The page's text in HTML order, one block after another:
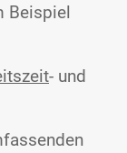
Beispiel
- und